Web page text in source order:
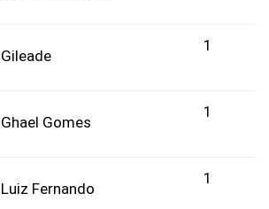
Gileade
1
Ghael Gomes
1
Luiz Fernando
1